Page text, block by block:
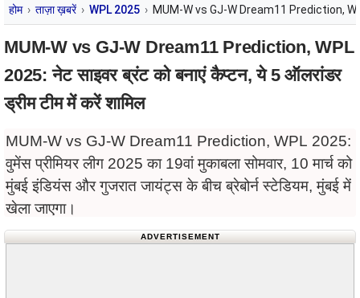
होम ताज़ा ख़बरें WPL 2025 MUM-W vs GJ-W Dream11 Prediction,
MUM-W vs GJ-W Dream11 Prediction, WPL
2025: नेट साइवर ब्रंट को बनाएं कैप्टन, ये 5 ऑलरांडर
ड्रीम टीम में करें शामिल
MUM-W vs GJ-W Dream11 Prediction, WPL 2025:
वुमेंस प्रीमियर लीग 2025 का 19वां मुकाबला सोमवार, 10 मार्च को
मुंबई इंडियंस और गुजरात जायंट्स के बीच ब्रेबोर्न स्टेडियम, मुंबई में
खेला जाएगा।
ADVERTISEMENT